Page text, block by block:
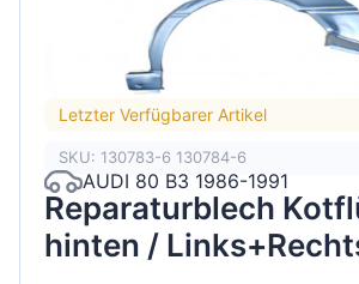
Letzter Verfügbarer Artikel
SKU: 130783-6 130784-6
AUDI 80 B3 1986-1991
Reparaturblech
hinten /